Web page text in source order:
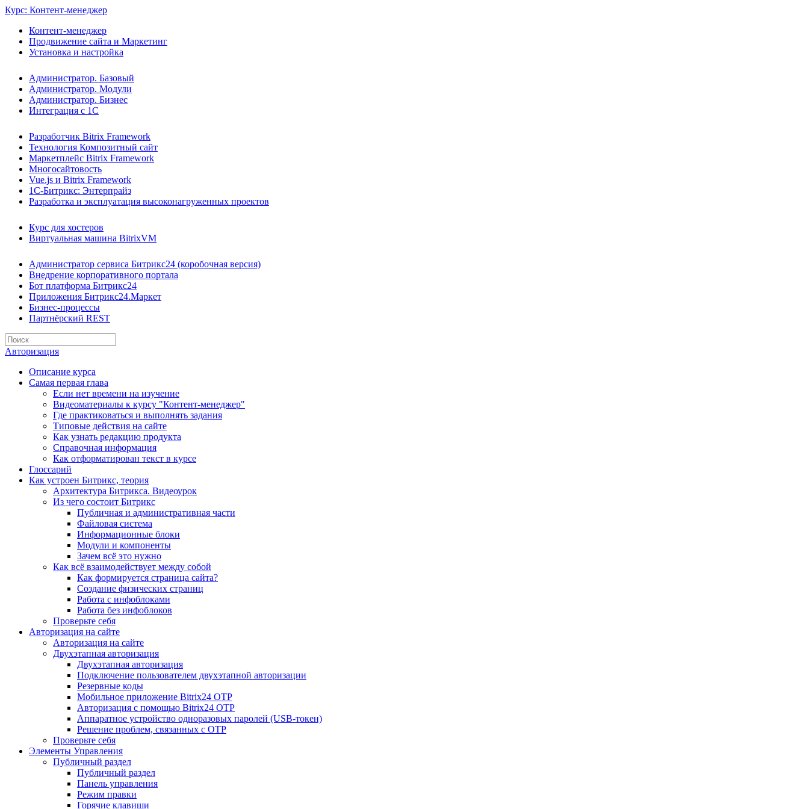
Курс: Контент-менеджер
Контент-менеджер
Продвижение сайта и Маркетинг
Установка и настройка
Администратор. Базовый
Администратор. Модули
Администратор. Бизнес
Интеграция с 1С
Разработчик Bitrix Framework
Технология Композитный сайт
Маркетплейс Bitrix Framework
Многосайтовость
Vue.js и Bitrix Framework
1С-Битрикс: Энтерпрайз
Разработка и эксплуатация высоконагруженных проектов
Курс для хостеров
Виртуальная машина BitrixVM
Администратор сервиса Битрикс24 (коробочная версия)
Внедрение корпоративного портала
Бот платформа Битрикс24
Приложения Битрикс24.Маркет
Бизнес-процессы
Партнёрский REST
Авторизация
Описание курса
Самая первая глава
Если нет времени на изучение
Видеоматериалы к курсу "Контент-менеджер"
Где практиковаться и выполнять задания
Типовые действия на сайте
Как узнать редакцию продукта
Справочная информация
Как отформатирован текст в курсе
Глоссарий
Как устроен Битрикс, теория
Архитектура Битрикса. Видеоурок
Из чего состоит Битрикс
Публичная и административная части
Файловая система
Информационные блоки
Модули и компоненты
Зачем всё это нужно
Как всё взаимодействует между собой
Как формируется страница сайта?
Создание физических страниц
Работа с инфоблоками
Работа без инфоблоков
Проверьте себя
Авторизация на сайте
Авторизация на сайте
Двухэтапная авторизация
Двухэтапная авторизация
Подключение пользователем двухэтапной авторизации
Резервные коды
Мобильное приложение Bitrix24 OTP
Авторизация с помощью Bitrix24 OTP
Аппаратное устройство одноразовых паролей (USB-токен)
Решение проблем, связанных с OTP
Проверьте себя
Элементы Управления
Публичный раздел
Публичный раздел
Панель управления
Режим правки
Горячие клавиши